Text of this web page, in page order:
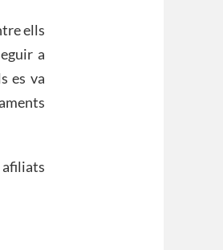
ells
a
es va
afiliats